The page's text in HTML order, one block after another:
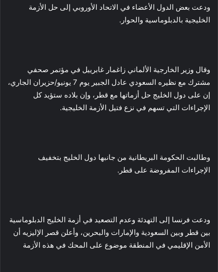
ودعت بعض الدول الأعضاء في الاتحاد الأوروبي إلى حل الأزمة
الخليجية بالدبلوماسية والحوار.
وقال وزير الخارجية الألماني زاغمار غابرييل في مؤتمر صحفي
مشترك مع نظيره السعودي عادل الجبير يوم 7 يونيو/حزيران الجاري،
إن على دول الخليج حل أزماتها مع قطر، وإن بلاده ستؤيد كل
الإجراءات التي تسهم في نزع فتيل الأزمة الخليجية.
وطالبت الحكومة البريطانية من جانبها دول الخليج بتخفيف
الإجراءات المفروضة على قطر.
ودعت فرنسا إلى التهدئة وعدم التصعيد في أزمة الخليج الدبلوماسية
بين قطر وبين السعودية والإمارات والبحرين، وأعلن قصر الإليزيه أن
الأمن الإقليمي في المنطقة موضوع على المحك في هذه الأزمة